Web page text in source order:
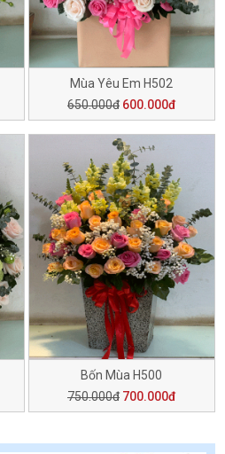
Mùa Yêu Em H502
650.000đ 600.000đ
Bốn Mùa H500
750.000đ 700.000đ